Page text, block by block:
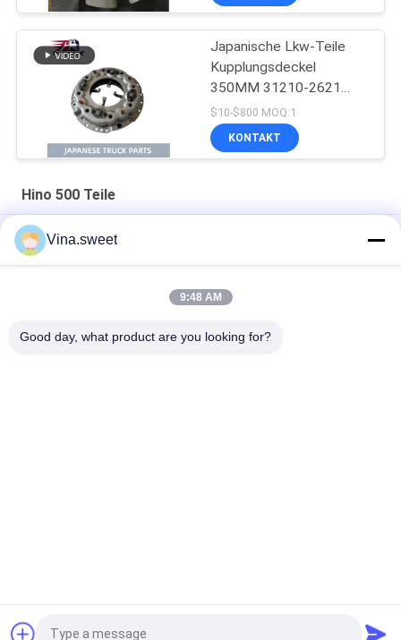
Japanische Lkw-Teile
Kupplungsdeckel
350MM 31210-2621
HNC540 Für HINO 500
RANGER Lkw J08C
J08CT zum Verkauf
$10-$800 MOQ:1
KONTAKT
Hino 500 Teile
Einspritzpumpe Hino HINO 500 Förster-J08C 500 Teile
Maschinenteile Hino J08E des Lkw-Motor-S130A-E0101
Vina.sweet
9:48 AM
Good day, what product are you looking for?